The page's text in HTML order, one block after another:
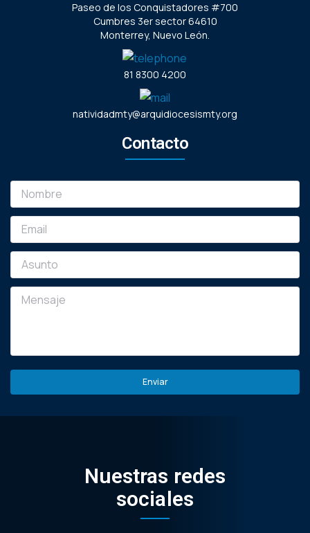
Paseo de los Conquistadores #700
Cumbres 3er sector 64610
Monterrey, Nuevo León.
81 8300 4200
natividadmty@arquidiocesismty.org
Contacto
Nuestras redes
sociales